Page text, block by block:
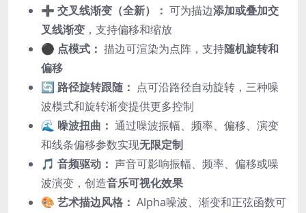
➕ 交叉线渐变（全新）： 可为描边添加或叠加交
叉线渐变 ，支持偏移和缩放
⚫ 点模式： 描边可渲染为点阵，支持随机旋转和
偏移
🔄 路径旋转跟随： 点可沿路径自动旋转，三种噪
波模式和旋转渐变提供更多控制
🌊 噪波扭曲： 通过噪波振幅、频率、偏移、演变
和线条偏移参数实现无限定制
🎵 音频驱动： 声音可影响振幅、频率、偏移或噪
波演变，创造音乐可视化效果
🎨 艺术描边风格： Alpha噪波、渐变和正弦函数可